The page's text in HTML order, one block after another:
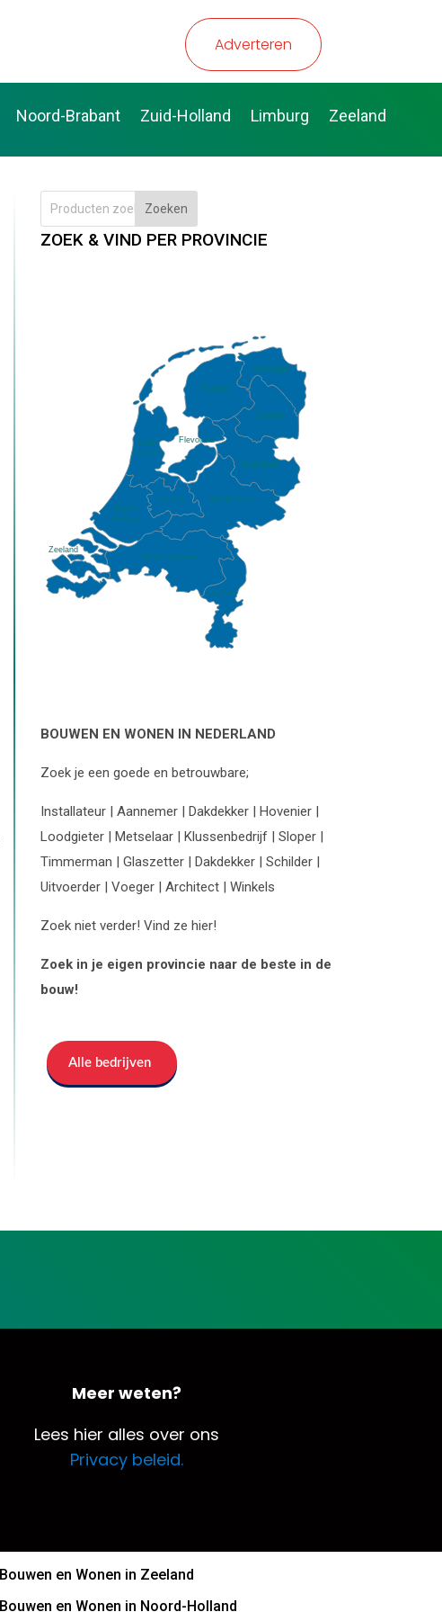
Adverteren
Noord-Brabant Zuid-Holland Limburg Zeeland
Zoeken
ZOEK & VIND PER PROVINCIE
Drenthe
Flevoland
Fryslân
Gelderland
Groningen
Limburg
North Brabant
North
Holland
Overijssel
South
Holland
Utrecht
Zeeland
BOUWEN EN WONEN IN NEDERLAND
Zoek je een goede en betrouwbare;
Installateur | Aannemer | Dakdekker | Hovenier |
Loodgieter | Metselaar | Klussenbedrijf | Sloper |
Timmerman | Glaszetter | Dakdekker | Schilder |
Uitvoerder | Voeger | Architect | Winkels
Zoek niet verder! Vind ze hier!
Zoek in je eigen provincie naar de beste in de
bouw!
Alle bedrijven
Meer weten?
Lees hier alles over ons
Privacy beleid.
Bouwen en Wonen in Zeeland
Bouwen en Wonen in Noord-Holland